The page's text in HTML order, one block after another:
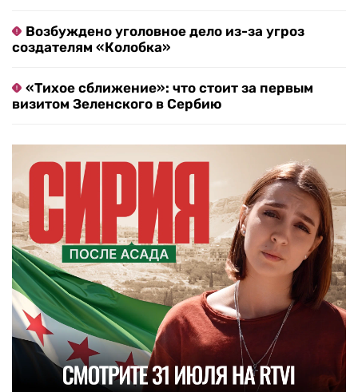
Возбуждено уголовное дело из-за угроз
создателям «Колобка»
«Тихое сближение»: что стоит за первым
визитом Зеленского в Сербию